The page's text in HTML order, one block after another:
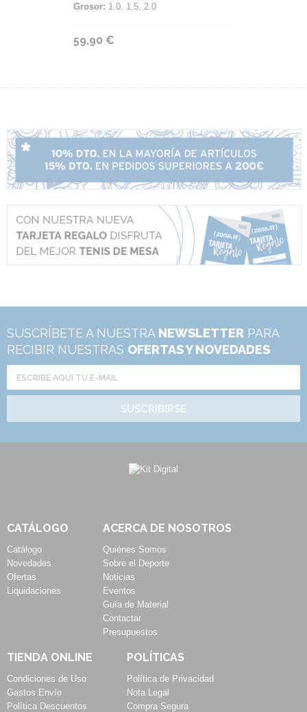
Grosor: 1.0, 1.5, 2.0
59,90 €
SUSCRÍBETE A NUESTRA NEWSLETTER PARA
RECIBIR NUESTRAS OFERTAS Y NOVEDADES
SUSCRIBIRSE
CATÁLOGO
Catálogo
Novedades
Ofertas
Liquidaciones
ACERCA DE NOSOTROS
Quiénes Somos
Sobre el Deporte
Noticias
Eventos
Guía de Material
Contactar
Presupuestos
TIENDA ONLINE
Condiciones de Uso
Gastos Envío
Política Descuentos
POLÍTICAS
Política de Privacidad
Nota Legal
Compra Segura